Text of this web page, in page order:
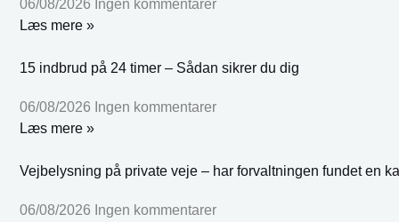
06/08/2026 Ingen kommentarer
Læs mere »
15 indbrud på 24 timer – Sådan sikrer du dig
06/08/2026 Ingen kommentarer
Læs mere »
Vejbelysning på private veje – har forvaltningen fundet en
06/08/2026 Ingen kommentarer